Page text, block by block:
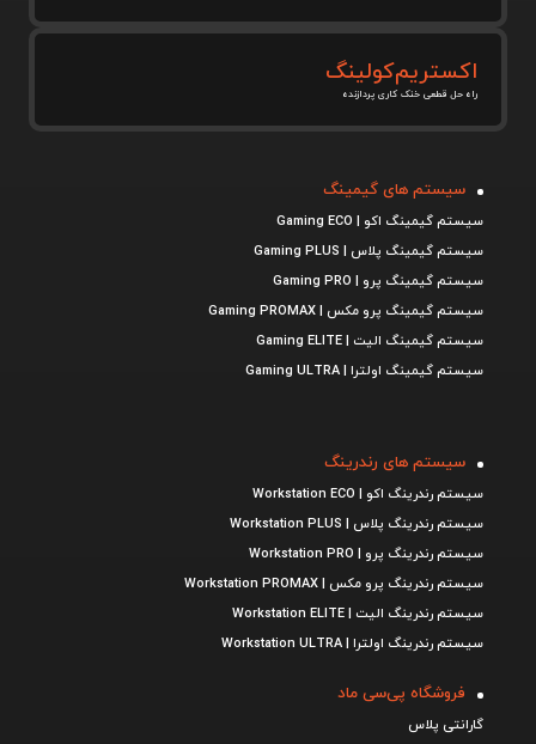
اکستریم‌کولینگ
راه حل قطعی خنک کاری پردازنده
سیستم های گیمینگ
سیستم گیمینگ اکو | Gaming ECO
سیستم گیمینگ پلاس | Gaming PLUS
سیستم گیمینگ پرو | Gaming PRO
سیستم گیمینگ پرو مکس | Gaming PROMAX
سیستم گیمینگ الیت | Gaming ELITE
سیستم گیمینگ اولترا | Gaming ULTRA
سیستم های رندرینگ
سیستم رندرینگ اکو | Workstation ECO
سیستم رندرینگ پلاس | Workstation PLUS
سیستم رندرینگ پرو | Workstation PRO
سیستم رندرینگ پرو مکس | Workstation PROMAX
سیستم رندرینگ الیت | Workstation ELITE
سیستم رندرینگ اولترا | Workstation ULTRA
فروشگاه پی‌سی ماد
گارانتی پلاس